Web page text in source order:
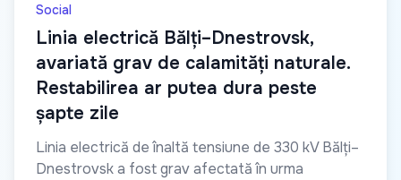
Social
Linia electrică Bălți–Dnestrovsk,
avariată grav de calamități naturale.
Restabilirea ar putea dura peste
șapte zile
Linia electrică de înaltă tensiune de 330 kV Bălți–
Dnestrovsk a fost grav afectată în urma